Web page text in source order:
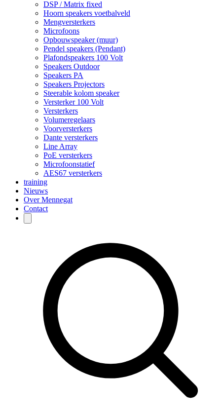
DSP / Matrix fixed
Hoorn speakers voetbalveld
Mengversterkers
Microfoons
Opbouwspeaker (muur)
Pendel speakers (Pendant)
Plafondspeakers 100 Volt
Speakers Outdoor
Speakers PA
Speakers Projectors
Steerable kolom speaker
Versterker 100 Volt
Versterkers
Volumeregelaars
Voorversterkers
Dante versterkers
Line Array
PoE versterkers
Microfoonstatief
AES67 versterkers
training
Nieuws
Over Mennegat
Contact